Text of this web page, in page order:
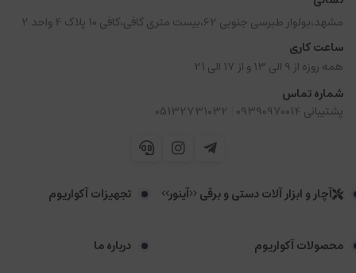
مشهد،بولوار طبرسی جنوبی 62،بیست متری کافی،کافی 10 پلاک 4 واحد 2
ساعت کاری
همه روزه از 9 الی 13 و از 17 الی 21
شماره تماس
پشتیبانی 09390970014
05132731032
آچار و ابزار آلات دستی و برقی <<آینور>> تجهیزات آکواریوم
محصولات آکواریوم درباره ما